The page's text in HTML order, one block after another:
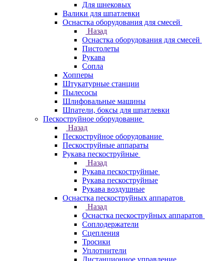
Для шнековых
Валики для шпатлевки
Оснастка оборудования для смесей
Назад
Оснастка оборудования для смесей
Пистолеты
Рукава
Сопла
Хопперы
Штукатурные станции
Пылесосы
Шлифовальные машины
Шпатели, боксы для шпатлевки
Пескоструйное оборудование
Назад
Пескоструйное оборудование
Пескоструйные аппараты
Рукава пескоструйные
Назад
Рукава пескоструйные
Рукава пескоструйные
Рукава воздушные
Оснастка пескоструйных аппаратов
Назад
Оснастка пескоструйных аппаратов
Соплодержатели
Сцепления
Тросики
Уплотнители
Дистанционное управление